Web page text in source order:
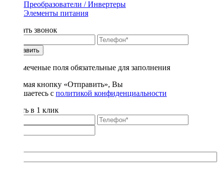
Преобразователи / Инвертеры
Элементы питания
Заказать звонок
Отправить
* - отмеченые поля обязательные для заполнения
Нажимая кнопку «Отправить», Вы
соглашаетесь с политикой конфиденциальности
Купить в 1 клик